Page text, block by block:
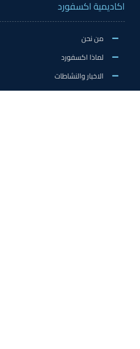
اكاديمية اكسفورد
من نحن
لماذا اكسفورد
الاخبار والنشاطات
وظائف اكسفورد